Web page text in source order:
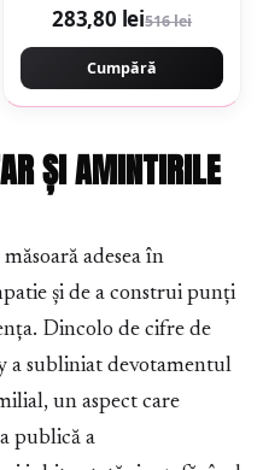
283,80 lei516 lei
Cumpără
ȘI AMINTIRILE
adesea în
și de a construi punți
Dincolo de cifre de
a subliniat devotamentul
un aspect care
publică a